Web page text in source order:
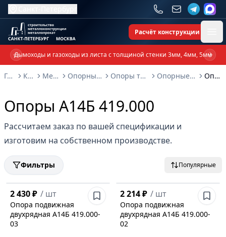
Расчёт конструкции
Дымоходы и газоходы из листа с толщиной стенки 3мм, 4мм, 5мм
Previous slide
Главная
Каталог Металлоконструкции Опорные металлоконструкции и изделия Опоры трубопроводов и металлоконструкции Опорные конструкции Серия 3.900-9: выпуск 4 Опоры А14Б 419.000
Опоры А14Б 419.000
Рассчитаем заказ по вашей спецификации и
изготовим на собственном производстве.
Фильтры Популярные
2 430 ₽ / шт
Опора подвижная
двухрядная А14Б 419.000-
03
2 214 ₽ / шт
Опора подвижная
двухрядная А14Б 419.000-
02